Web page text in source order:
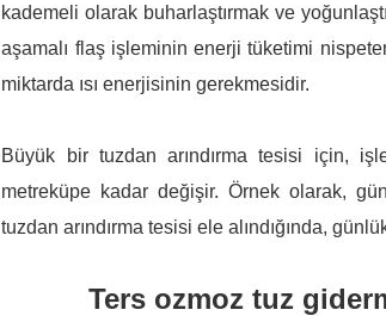
kademeli olarak buharlaştırmak ve
aşamalı flaş işleminin enerji tüketimi
miktarda ısı enerjisinin gerekmesidir.
Büyük bir tuzdan arındırma tesisi için,
metreküpe kadar değişir. Örnek olarak,
tuzdan arındırma tesisi ele alındığında,
Ters ozmoz tuz